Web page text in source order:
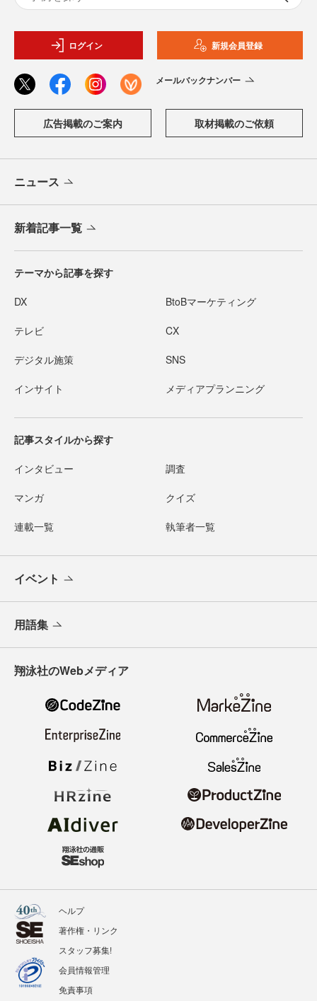
ログイン 新規会員登録
メールバックナンバー
広告掲載のご案内 取材掲載のご依頼
ニュース
新着記事一覧
テーマから記事を探す
DX BtoBマーケティング
テレビ CX
デジタル施策 SNS
インサイト メディアプランニング
記事スタイルから探す
インタビュー 調査
マンガ クイズ
連載一覧 執筆者一覧
イベント
用語集
翔泳社のWebメディア
ヘルプ
著作権・リンク
スタッフ募集!
会員情報管理
免責事項